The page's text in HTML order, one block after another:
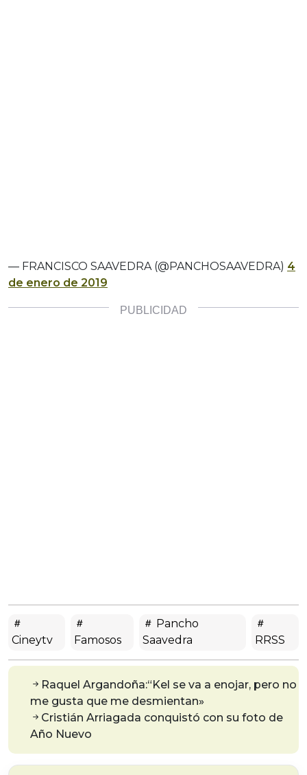
— FRANCISCO SAAVEDRA (@PANCHOSAAVEDRA) 4
de enero de 2019
Cineytv Famosos
Pancho
Saavedra
RRSS
Raquel Argandoña:“Kel se va a enojar, pero no
me gusta que me desmientan»
Cristián Arriagada conquistó con su foto de
Año Nuevo